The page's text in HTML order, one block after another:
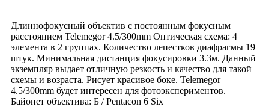
Длиннофокусный объектив с постоянным фокусным
расстоянием Telemegor 4.5/300mm Оптическая схема: 4
элемента в 2 группах. Количество лепестков диафрагмы 19
штук. Минимальная дистанция фокусировки 3.3м. Данный
экземпляр выдает отличную резкость и качество для такой
схемы и возраста. Рисует красивое боке. Telemegor
4.5/300mm будет интересен для фотоэкспериментов.
Байонет объектива: Б / Pentacon 6 Six